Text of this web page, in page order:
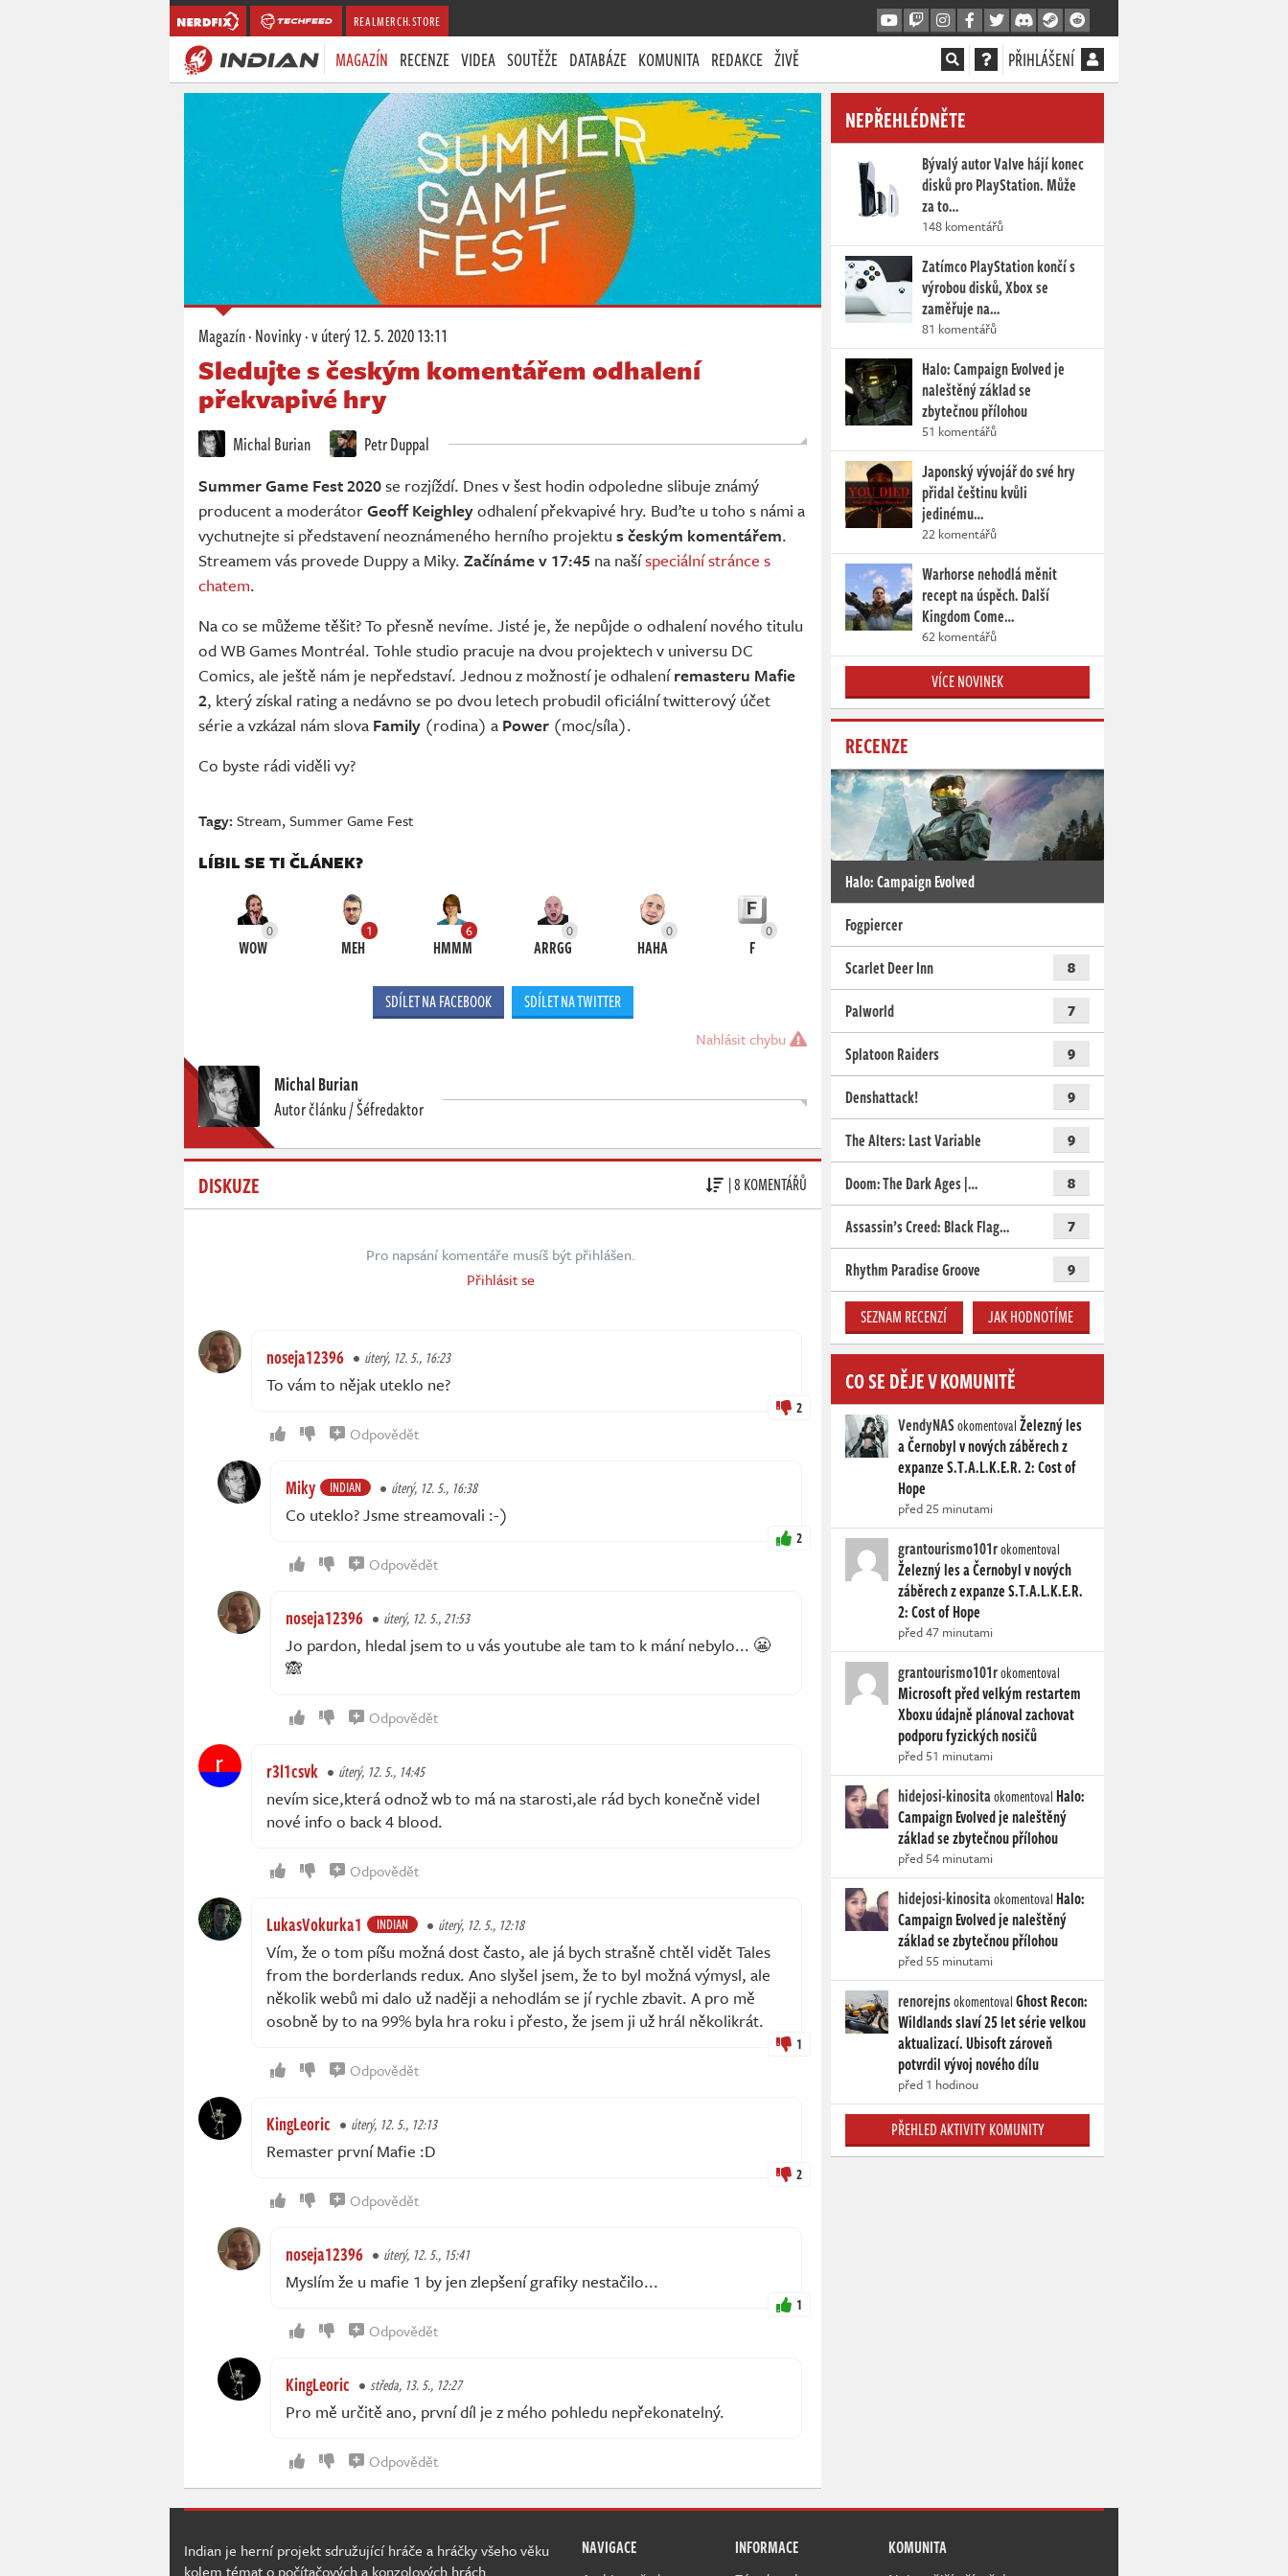
REALMERCH.STORE
MAGAZÍN RECENZE VIDEA SOUTĚŽE DATABÁZE KOMUNITA REDAKCE ŽIVĚ PŘIHLÁŠENÍ
Magazín·Novinky·v úterý12. 5. 2020 13:11
Sledujte s českým komentářem odhalení
překvapivé hry
Michal Burian Petr Duppal
Summer Game Fest 2020se rozjíždí. Dnes v šest hodin odpoledne slibuje známý
producent a moderátorGeoff Keighleyodhalení překvapivé hry. Buďte u toho s námi a
vychutnejte si představení neoznámeného herního projektu s českým komentářem.
Streamem vás provede Duppy a Miky. Začínáme v 17:45 na našíspeciální stránce s
chatem.
Na co se můžeme těšit? To přesně nevíme. Jisté je, že nepůjde o odhalení nového titulu
od WB Games Montréal. Tohle studio pracuje na dvou projektech v universu DC
Comics, ale ještě nám je nepředstaví. Jednou z možností je odhaleníremasteru Mafie
2, který získal rating a nedávno se po dvou letech probudil oficiální twitterový účet
série a vzkázal nám slova Family (rodina) a Power (moc/síla).
Co byste rádi viděli vy?
Tagy:Stream,Summer Game Fest
LÍBIL SE TI ČLÁNEK?
0
WOW
1
MEH
6
HMMM
0
ARRGG
0
HAHA
0
F
SDÍLET NA FACEBOOK SDÍLET NA TWITTER
Nahlásit chybu
Michal Burian
Autor článku / Šéfredaktor
DISKUZE | 8 KOMENTÁŘŮ
Pro napsání komentáře musíš být přihlášen.
Přihlásit se
noseja12396 úterý, 12. 5., 16:23
To vám to nějak uteklo ne?
2
Odpovědět
Miky INDIAN úterý, 12. 5., 16:38
Co uteklo? Jsme streamovali :-)
2
Odpovědět
noseja12396 úterý, 12. 5., 21:53
Jo pardon, hledal jsem to u vás youtube ale tam to k mání nebylo... 😬
🙈
Odpovědět
r3l1csvk úterý, 12. 5., 14:45
nevím sice,která odnož wb to má na starosti,ale rád bych konečně videl
nové info o back 4 blood.
Odpovědět
LukasVokurka1 INDIAN úterý, 12. 5., 12:18
Vím, že o tom píšu možná dost často, ale já bych strašně chtěl vidět Tales
from the borderlands redux. Ano slyšel jsem, že to byl možná výmysl, ale
několik webů mi dalo už naději a nehodlám se jí rychle zbavit. A pro mě
osobně by to na 99% byla hra roku i přesto, že jsem ji už hrál několikrát.
1
Odpovědět
KingLeoric úterý, 12. 5., 12:13
Remaster první Mafie :D
2
Odpovědět
noseja12396 úterý, 12. 5., 15:41
Myslím že u mafie 1 by jen zlepšení grafiky nestačilo...
1
Odpovědět
KingLeoric středa, 13. 5., 12:27
Pro mě určitě ano, první díl je z mého pohledu nepřekonatelný.
Odpovědět
NEPŘEHLÉDNĚTE
Bývalý autor Valve hájí konec
disků pro PlayStation. Může
za to…
148 komentářů
Zatímco PlayStation končí s
výrobou disků, Xbox se
zaměřuje na…
81 komentářů
Halo: Campaign Evolved je
naleštěný základ se
zbytečnou přílohou
51 komentářů
Japonský vývojář do své hry
přidal češtinu kvůli
jedinému…
22 komentářů
Warhorse nehodlá měnit
recept na úspěch. Další
Kingdom Come…
62 komentářů
VÍCE NOVINEK
RECENZE
Halo: Campaign Evolved
Fogpiercer
Scarlet Deer Inn
8
Palworld 7
Splatoon Raiders 9
Denshattack! 9
The Alters: Last Variable 9
Doom: The Dark Ages |… 8
Assassin’s Creed: Black Flag… 7
Rhythm Paradise Groove 9
SEZNAM RECENZÍ JAK HODNOTÍME
CO SE DĚJE V KOMUNITĚ
VendyNASokomentovalŽelezný les
a Černobyl v nových záběrech z
expanze S.T.A.L.K.E.R. 2: Cost of
Hope
před 25 minutami
grantourismo101rokomentoval
Železný les a Černobyl v nových
záběrech z expanze S.T.A.L.K.E.R.
2: Cost of Hope
před 47 minutami
grantourismo101rokomentoval
Microsoft před velkým restartem
Xboxu údajně plánoval zachovat
podporu fyzických nosičů
před 51 minutami
hidejosi-kinositaokomentoval Halo:
Campaign Evolved je naleštěný
základ se zbytečnou přílohou
před 54 minutami
hidejosi-kinositaokomentoval Halo:
Campaign Evolved je naleštěný
základ se zbytečnou přílohou
před 55 minutami
renorejnsokomentovalGhost Recon:
Wildlands slaví 25 let série velkou
aktualizací. Ubisoft zároveň
potvrdil vývoj nového dílu
před 1 hodinou
PŘEHLED AKTIVITY KOMUNITY
NAVIGACE INFORMACE KOMUNITA
Indian je herní projekt sdružující hráče a hráčky všeho věku
kolem témat o počítačových a konzolových hrách.